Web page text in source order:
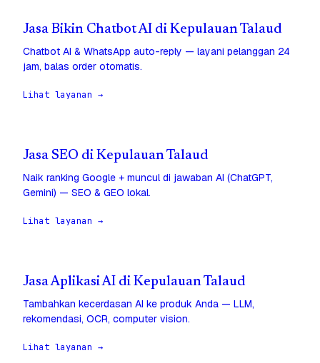
Jasa Bikin Chatbot AI di Kepulauan Talaud
Chatbot AI & WhatsApp auto-reply — layani pelanggan 24
jam, balas order otomatis.
Lihat layanan →
Jasa SEO di Kepulauan Talaud
Naik ranking Google + muncul di jawaban AI (ChatGPT,
Gemini) — SEO & GEO lokal.
Lihat layanan →
Jasa Aplikasi AI di Kepulauan Talaud
Tambahkan kecerdasan AI ke produk Anda — LLM,
rekomendasi, OCR, computer vision.
Lihat layanan →